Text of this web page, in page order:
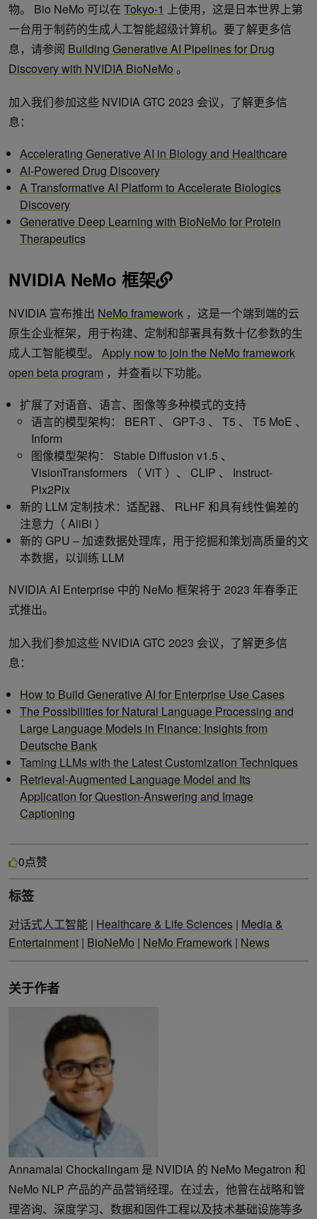
物。 Bio NeMo 可以在 Tokyo-1 上使用，这是日本世界上第
一台用于制药的生成人工智能超级计算机。要了解更多信
息，请参阅 Building Generative AI Pipelines for Drug
Discovery with NVIDIA BioNeMo 。
加入我们参加这些 NVIDIA GTC 2023 会议，了解更多信
息：
Accelerating Generative AI in Biology and Healthcare
AI-Powered Drug Discovery
A Transformative AI Platform to Accelerate Biologics
Discovery
Generative Deep Learning with BioNeMo for Protein
Therapeutics
NVIDIA NeMo 框架
NVIDIA 宣布推出 NeMo framework ，这是一个端到端的云
原生企业框架，用于构建、定制和部署具有数十亿参数的生
成人工智能模型。 Apply now to join the NeMo framework
open beta program ，并查看以下功能。
扩展了对语音、语言、图像等多种模式的支持
语言的模型架构： BERT 、 GPT-3 、 T5 、 T5 MoE 、
Inform
图像模型架构： Stable Diffusion v1.5 、
VisionTransformers （ ViT ）、 CLIP 、 Instruct-
Pix2Pix
新的 LLM 定制技术：适配器、 RLHF 和具有线性偏差的
注意力（ AliBi ）
新的 GPU – 加速数据处理库，用于挖掘和策划高质量的文
本数据，以训练 LLM
NVIDIA AI Enterprise 中的 NeMo 框架将于 2023 年春季正
式推出。
加入我们参加这些 NVIDIA GTC 2023 会议，了解更多信
息：
How to Build Generative AI for Enterprise Use Cases
The Possibilities for Natural Language Processing and
Large Language Models in Finance: Insights from
Deutsche Bank
Taming LLMs with the Latest Customization Techniques
Retrieval-Augmented Language Model and Its
Application for Question-Answering and Image
Captioning
0点赞
标签
对话式人工智能 | Healthcare & Life Sciences | Media &
Entertainment | BioNeMo | NeMo Framework | News
关于作者
Annamalai Chockalingam 是 NVIDIA 的 NeMo Megatron 和
NeMo NLP 产品的产品营销经理。在过去，他曾在战略和管
理咨询、深度学习、数据和固件工程以及技术基础设施等多